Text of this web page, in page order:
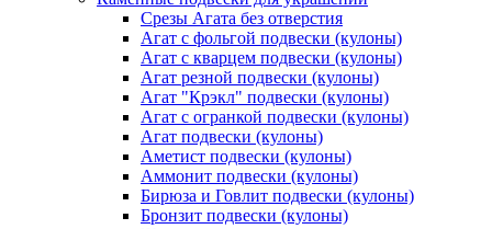
Срезы Агата без отверстия
Агат с фольгой подвески (кулоны)
Агат с кварцем подвески (кулоны)
Агат резной подвески (кулоны)
Агат "Крэкл" подвески (кулоны)
Агат с огранкой подвески (кулоны)
Агат подвески (кулоны)
Аметист подвески (кулоны)
Аммонит подвески (кулоны)
Бирюза и Говлит подвески (кулоны)
Бронзит подвески (кулоны)